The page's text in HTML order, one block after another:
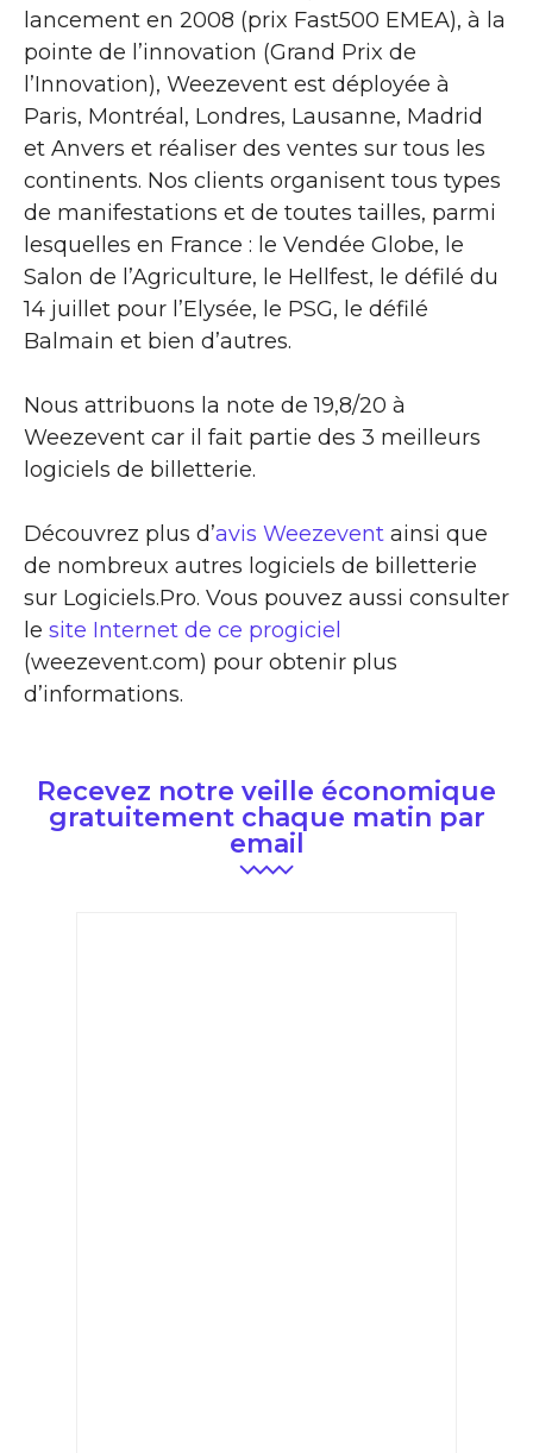
lancement en 2008 (prix Fast500 EMEA), à la
pointe de l’innovation (Grand Prix de
l’Innovation), Weezevent est déployée à
Paris, Montréal, Londres, Lausanne, Madrid
et Anvers et réaliser des ventes sur tous les
continents. Nos clients organisent tous types
de manifestations et de toutes tailles, parmi
lesquelles en France : le Vendée Globe, le
Salon de l’Agriculture, le Hellfest, le défilé du
14 juillet pour l’Elysée, le PSG, le défilé
Balmain et bien d’autres.
Nous attribuons la note de 19,8/20 à
Weezevent car il fait partie des 3 meilleurs
logiciels de billetterie.
Découvrez plus d’avis Weezevent ainsi que
de nombreux autres logiciels de billetterie
sur Logiciels.Pro. Vous pouvez aussi consulter
le site Internet de ce progiciel
(weezevent.com) pour obtenir plus
d’informations.
Recevez notre veille économique
gratuitement chaque matin par
email